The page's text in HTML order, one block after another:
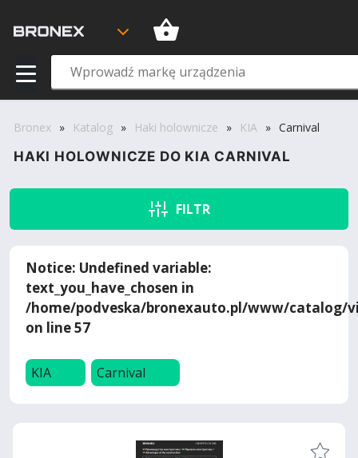
Bronex » Katalog » Haki holownicze » KIA » Carnival
HAKI HOLOWNICZE DO KIA CARNIVAL
FILTR
Notice: Undefined variable:
text_you_have_chosen in
/home/podveska/bronexauto.pl/www/catalog/
on line57
KIA Carnival